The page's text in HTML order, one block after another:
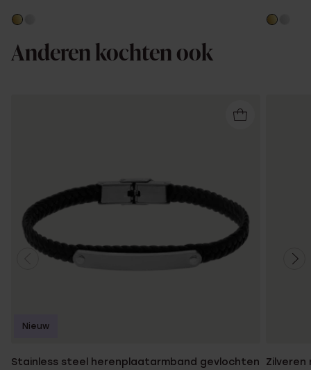
Anderen kochten ook
Stainless steel herenplaatarmband gevlochten
Nieuw
Zilveren